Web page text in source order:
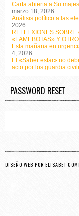
Carta abierta a Su
marzo 18, 2026
Análisis político a las
2026
REFLEXIONES
«LAMEBOTAS» Y
Esta mañana en
4, 2026
El «Saber estar» no
acto por los guardia
PASSWORD RESET
DISEÑO WEB POR ELISABET